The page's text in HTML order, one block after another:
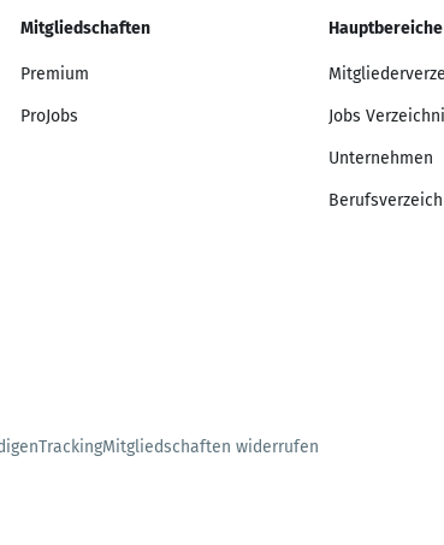
Mitgliedschaften
Premium
ProJobs
Hauptbereiche
Jobs
Unternehmen
TrackingMitgliedschaften widerrufen